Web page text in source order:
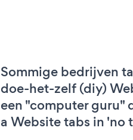
Sommige bedrijven
doe-het-zelf (diy)
een "computer
a Website tabs in 'no